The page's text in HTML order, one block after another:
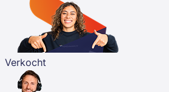
Verkocht